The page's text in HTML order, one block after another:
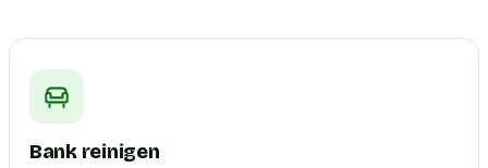
Bank reinigen